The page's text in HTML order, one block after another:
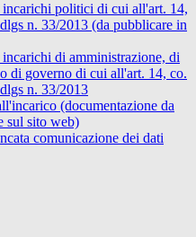
politici di cui all'art. 14,
n. 33/2013 (da pubblicare in
di amministrazione, di
di governo di cui all'art. 14, co.
n. 33/2013
(documentazione da
sul sito web)
comunicazione dei dati